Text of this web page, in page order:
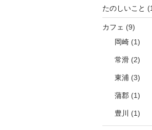
たのしいこと
カフェ (9)
岡崎(1)
常滑(2)
東浦 (3)
蒲郡(1)
豊川 (1)